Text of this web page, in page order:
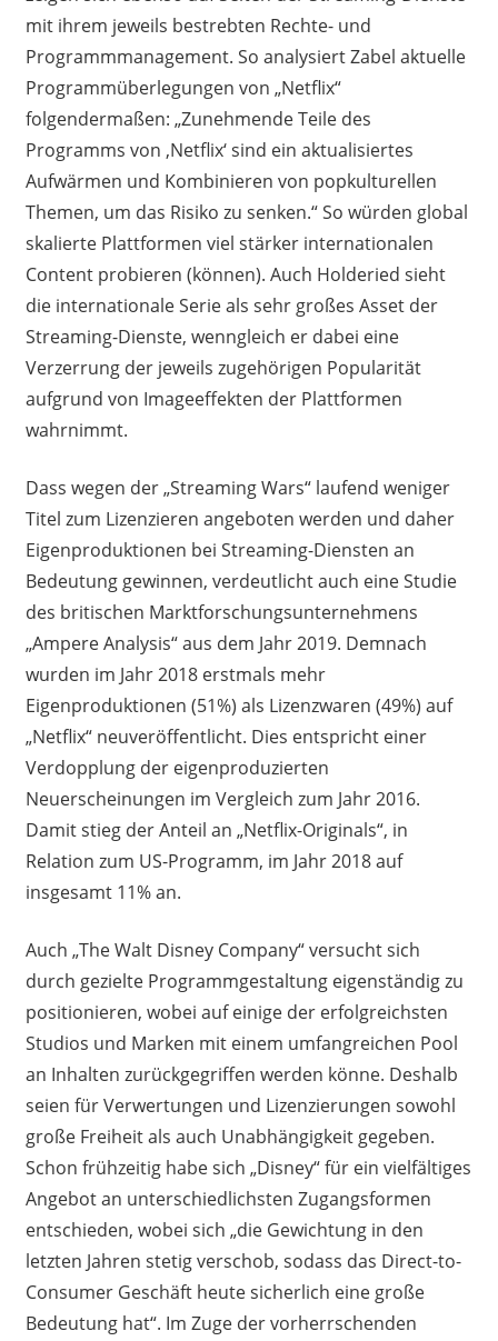
mit ihrem jeweils bestrebten Rechte- und
Programmmanagement. So analysiert Zabel aktuelle
Programmüberlegungen von „Netflix“
folgendermaßen: „Zunehmende Teile des
Programms von ‚Netflix‘ sind ein aktualisiertes
Aufwärmen und Kombinieren von popkulturellen
Themen, um das Risiko zu senken.“ So würden global
skalierte Plattformen viel stärker internationalen
Content probieren (können). Auch Holderied sieht
die internationale Serie als sehr großes Asset der
Streaming-Dienste, wenngleich er dabei eine
Verzerrung der jeweils zugehörigen Popularität
aufgrund von Imageeffekten der Plattformen
wahrnimmt.
Dass wegen der „Streaming Wars“ laufend weniger
Titel zum Lizenzieren angeboten werden und daher
Eigenproduktionen bei Streaming-Diensten an
Bedeutung gewinnen, verdeutlicht auch eine Studie
des britischen Marktforschungsunternehmens
„Ampere Analysis“ aus dem Jahr 2019. Demnach
wurden im Jahr 2018 erstmals mehr
Eigenproduktionen (51%) als Lizenzwaren (49%) auf
„Netflix“ neuveröffentlicht. Dies entspricht einer
Verdopplung der eigenproduzierten
Neuerscheinungen im Vergleich zum Jahr 2016.
Damit stieg der Anteil an „Netflix-Originals“, in
Relation zum US-Programm, im Jahr 2018 auf
insgesamt 11% an.
Auch „The Walt Disney Company“ versucht sich
durch gezielte Programmgestaltung eigenständig zu
positionieren, wobei auf einige der erfolgreichsten
Studios und Marken mit einem umfangreichen Pool
an Inhalten zurückgegriffen werden könne. Deshalb
seien für Verwertungen und Lizenzierungen sowohl
große Freiheit als auch Unabhängigkeit gegeben.
Schon frühzeitig habe sich „Disney“ für ein vielfältiges
Angebot an unterschiedlichsten Zugangsformen
entschieden, wobei sich „die Gewichtung in den
letzten Jahren stetig verschob, sodass das Direct-to-
Consumer Geschäft heute sicherlich eine große
Bedeutung hat“. Im Zuge der vorherrschenden